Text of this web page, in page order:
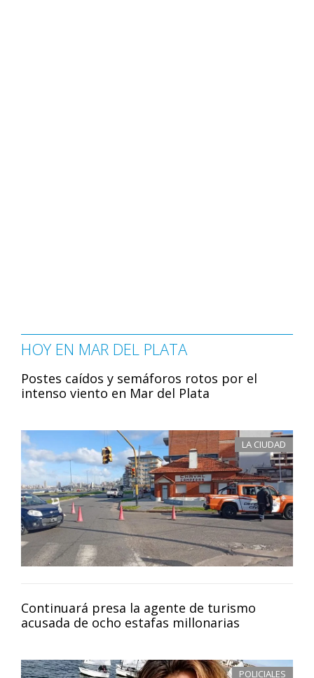
HOY EN MAR DEL PLATA
Postes caídos y semáforos rotos por el
intenso viento en Mar del Plata
LA CIUDAD
Continuará presa la agente de turismo
acusada de ocho estafas millonarias
POLICIALES